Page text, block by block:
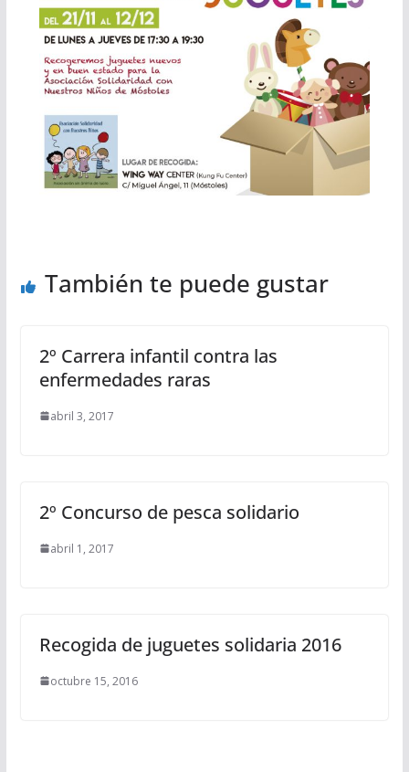
También te puede gustar
2º Carrera infantil contra las
enfermedades raras
abril 3, 2017
2º Concurso de pesca solidario
abril 1, 2017
Recogida de juguetes solidaria 2016
octubre 15, 2016